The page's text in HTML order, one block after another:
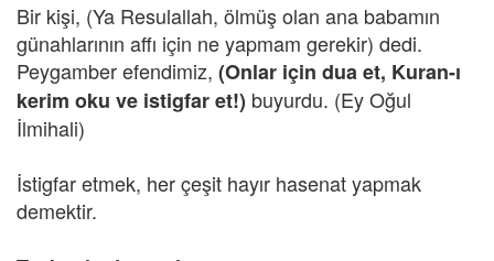
Bir kişi, (Ya Resulallah, ölmüş olan ana babamın
günahlarının affı için ne yapmam gerekir) dedi.
Peygamber efendimiz, (Onlar için dua et, Kuran-ı
kerim oku ve istigfar et!) buyurdu. (Ey Oğul
İlmihali)
İstigfar etmek, her çeşit hayır hasenat yapmak
demektir.